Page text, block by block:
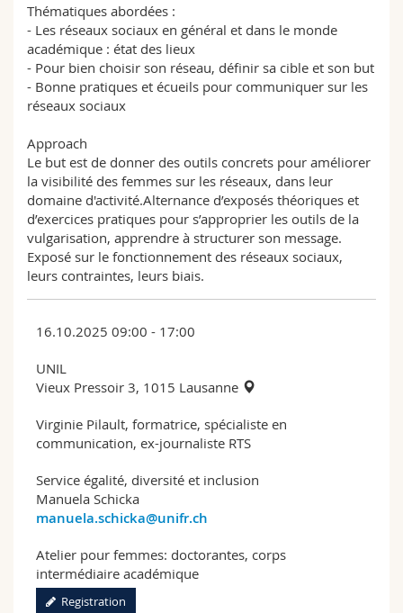
Thématiques abordées :
- Les réseaux sociaux en général et dans le monde
académique : état des lieux
- Pour bien choisir son réseau, définir sa cible et son but
- Bonne pratiques et écueils pour communiquer sur les
réseaux sociaux
Approach
Le but est de donner des outils concrets pour améliorer
la visibilité des femmes sur les réseaux, dans leur
domaine d'activité.Alternance d’exposés théoriques et
d’exercices pratiques pour s’approprier les outils de la
vulgarisation, apprendre à structurer son message.
Exposé sur le fonctionnement des réseaux sociaux,
leurs contraintes, leurs biais.
16.10.2025 09:00 - 17:00
UNIL
Vieux Pressoir 3, 1015 Lausanne
Virginie Pilault, formatrice, spécialiste en
communication, ex-journaliste RTS
Service égalité, diversité et inclusion
Manuela Schicka
manuela.schicka@unifr.ch
Atelier pour femmes: doctorantes, corps
intermédiaire académique
Registration